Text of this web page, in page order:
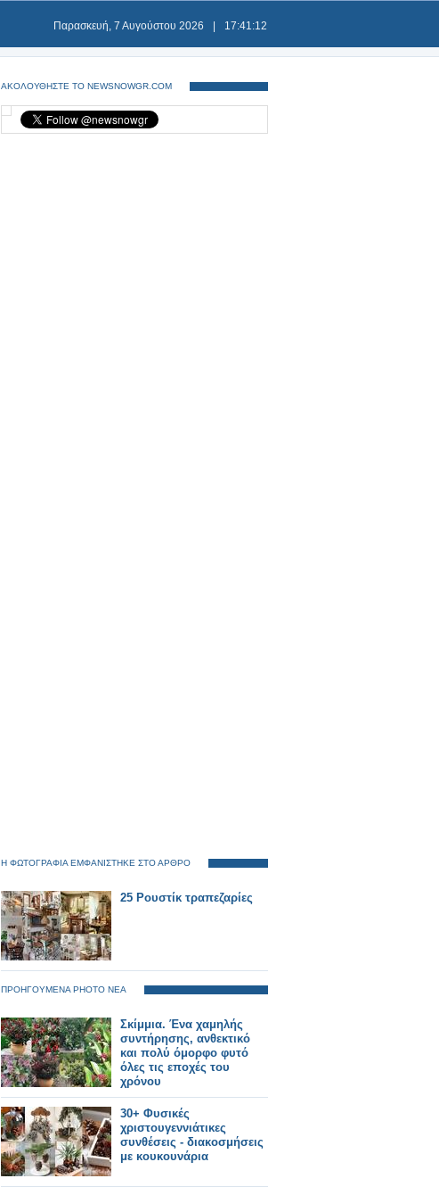
Παρασκευή, 7 Αυγούστου 2026 17:41:13
ΑΚΟΛΟΥΘΗΣΤΕ ΤΟ NEWSNOWGR.COM
Η ΦΩΤΟΓΡΑΦΙΑ ΕΜΦΑΝΙΣΤΗΚΕ ΣΤΟ ΑΡΘΡΟ
25 Ρουστίκ τραπεζαρίες
ΠΡΟΗΓΟΥΜΕΝΑ PHOTO ΝΕΑ
Σκίμμια. Ένα χαμηλής
συντήρησης, ανθεκτικό
και πολύ όμορφο φυτό
όλες τις εποχές του
χρόνου
30+ Φυσικές
χριστουγεννιάτικες
συνθέσεις - διακοσμήσεις
με κουκουνάρια